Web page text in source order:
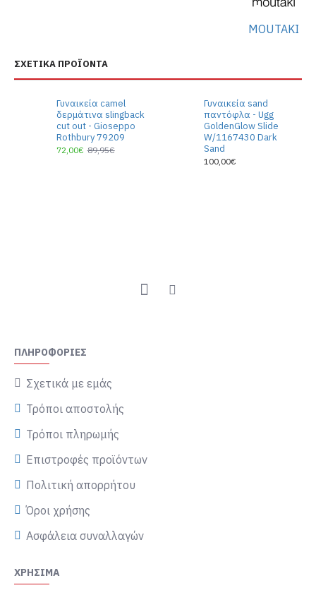
MOUTAKI
ΣΧΕΤΙΚΆ ΠΡΟΪΌΝΤΑ
Γυναικεία camel
δερμάτινα slingback
cut out - Gioseppo
Rothbury 79209
72,00€ 89,95€
Γυναικεία sand
παντόφλα - Ugg
GoldenGlow Slide
W/1167430 Dark
Sand
100,00€
ΠΛΗΡΟΦΟΡΊΕΣ
Σχετικά με εμάς
Τρόποι αποστολής
Τρόποι πληρωμής
Επιστροφές προϊόντων
Πολιτική απορρήτου
Όροι χρήσης
Ασφάλεια συναλλαγών
ΧΡΉΣΙΜΑ